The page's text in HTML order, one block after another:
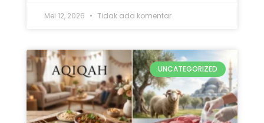
Mei 12, 2026 Tidak ada komentar
UNCATEGORIZED